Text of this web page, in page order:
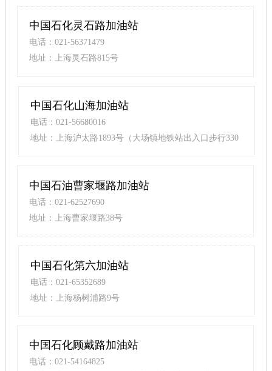
中国石化灵石路加油站
电话：021-56371479
地址：上海灵石路815号
中国石化山海加油站
电话：021-56680016
地址：上海沪太路1893号（大场镇地铁站出入口步行330
中国石油曹家堰路加油站
电话：021-62527690
地址：上海曹家堰路38号
中国石化第六加油站
电话：021-65352689
地址：上海杨树浦路9号
中国石化顾戴路加油站
电话：021-54164825